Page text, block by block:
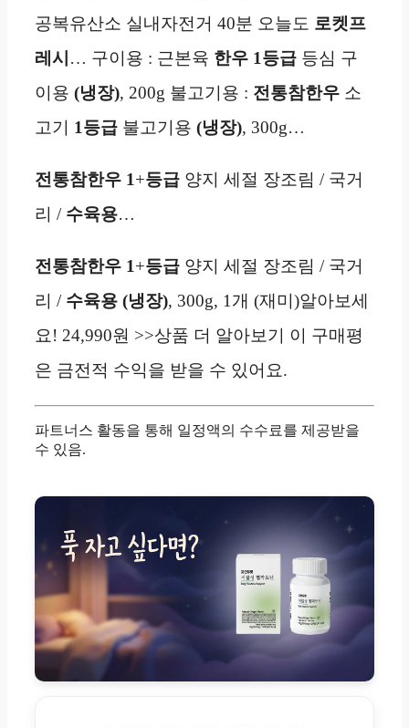
공복유산소 실내자전거 40분 오늘도 로켓프
레시 … 구이용 : 근본육 한우 1등급 등심 구
이용 (냉장), 200g 불고기용 : 전통참한우 소
고기 1등급 불고기용 (냉장), 300g…
전통참한우 1+등급 양지 세절 장조림 / 국거
리 / 수육용…
전통참한우 1+등급 양지 세절 장조림 / 국거
리 / 수육용 (냉장), 300g, 1개 (재미)알아보세
요! 24,990원 >>상품 더 알아보기 이 구매평
은 금전적 수익을 받을 수 있어요.
파트너스 활동을 통해 일정액의 수수료를 제공받을
수 있음.